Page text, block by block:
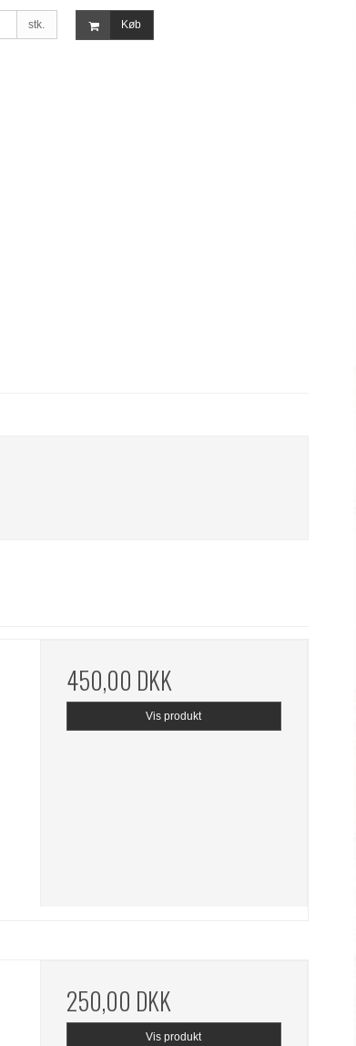
stk. Køb
450,00 DKK
Vis produkt
250,00 DKK
Vis produkt